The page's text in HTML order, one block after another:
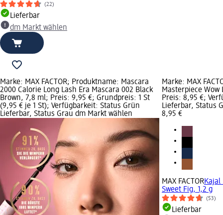
(22)
Lieferbar
dm Markt wählen
Marke: MAX FACTOR; Produktname: Mascara
2000 Calorie Long Lash Era Mascara 002 Black
Brown, 7,8 ml; Preis: 9,95 €; Grundpreis: 1 St
(9,95 € je 1 St); Verfügbarkeit: Status Grün
Lieferbar, Status Grau dm Markt wählen
Marke: MAX
Masterpiece Wow
Preis: 8,95 €;
Lieferbar, Status
8,95 €
MAX FACTORKajal
Sweet Fig, 1,2 g
(53)
Lieferbar